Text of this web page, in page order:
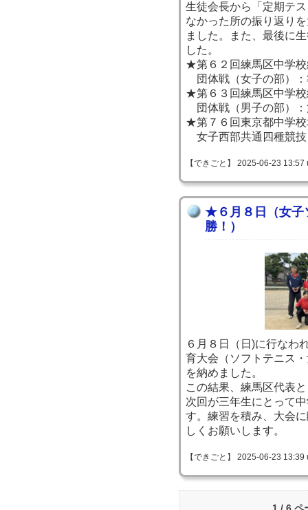
生徒会長から「定期テ
なかった所の振り返り
ました。また、最後に
した。
★第６２回練馬区中学
団体戦（女子の部）
★第６３回練馬区中学
団体戦（男子の部）
★第７６回東京都中学
女子西部共通四種競技
【できごと】 2025-06-23
★６月８日（女子
勝！）
６月８日（日)に行なわ
育大会（ソフトテニス
を納めました。
この結果、練馬区代表
次回が三年生にとって
す。練習を積み、大会
しくお願いします。
【できごと】 2025-06-23